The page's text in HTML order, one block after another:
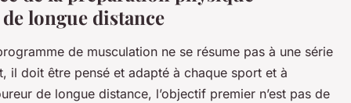
longue distance
de musculation ne se résume pas à une série
il doit être pensé et adapté à chaque sport et à
de longue distance, l’objectif premier n’est pas de